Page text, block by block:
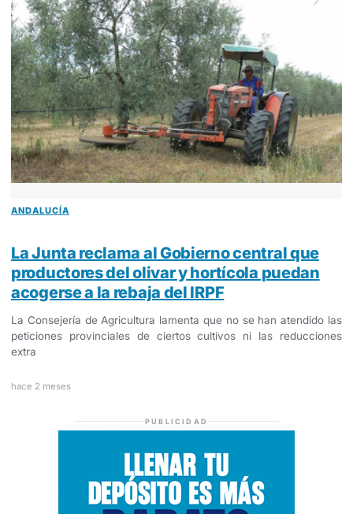
ANDALUCÍA
La Junta reclama al Gobierno central que
productores del olivar y hortícola puedan
acogerse a la rebaja del IRPF
La Consejería de Agricultura lamenta que no se han atendido las
peticiones provinciales de ciertos cultivos ni las reducciones
extra
hace 2 meses
PUBLICIDAD